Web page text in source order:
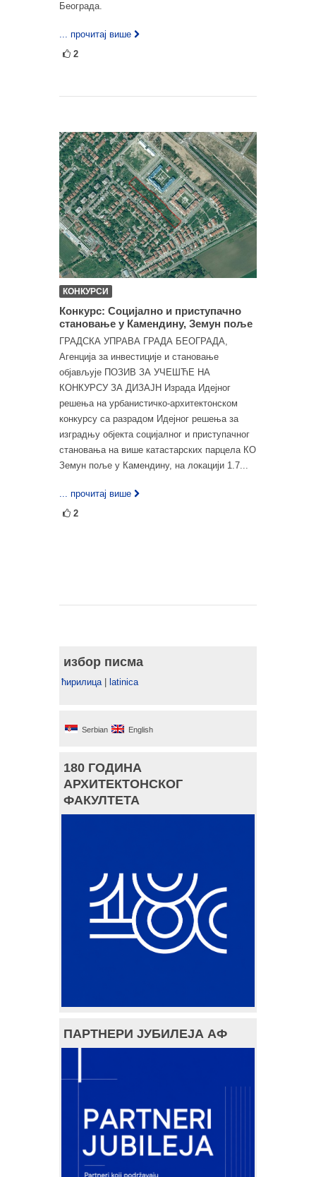
Београда.
... прочитај више
2
КОНКУРСИ
Конкурс: Социјално и приступачно
становање у Камендину, Земун поље
ГРАДСКА УПРАВА ГРАДА БЕОГРАДА,
Агенција за инвестиције и становање
објављује ПОЗИВ ЗА УЧЕШЋЕ НА
КОНКУРСУ ЗА ДИЗАЈН Израда Идејног
решења на урбанистичко-архитектонском
конкурсу са разрадом Идејног решења за
изградњу објекта социјалног и приступачног
становања на више катастарских парцела КО
Земун поље у Камендину, на локацији 1.7...
... прочитај више
2
избор писма
ћирилица latinica
Serbian English
180 ГОДИНА
АРХИТЕКТОНСКОГ
ФАКУЛТЕТА
ПАРТНЕРИ ЈУБИЛЕЈА АФ